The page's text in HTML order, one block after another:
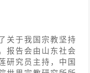
关于我国宗教坚持
报告会由山东社会
研究员主持，中国